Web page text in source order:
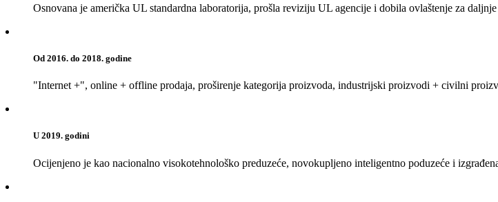
Osnovana je američka UL standardna laboratorija, prošla reviziju UL agencije i dobila ovlaštenje za
Od 2016. do 2018. godine
"Internet +", online + offline prodaja, proširenje kategorija proizvoda, industrijski proizvodi + civilni
U 2019. godini
Ocijenjeno je kao nacionalno visokotehnološko preduzeće, novokupljeno inteligentno poduzeće i